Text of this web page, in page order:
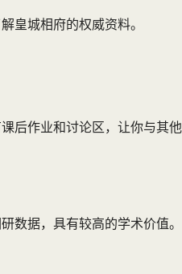
皇城相府的权威资料。
后作业和讨论区，让你与其他
数据，具有较高的学术价值。